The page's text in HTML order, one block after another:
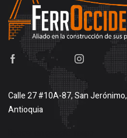
Calle 27 #10A-87, San Jerónimo,
Antioquia